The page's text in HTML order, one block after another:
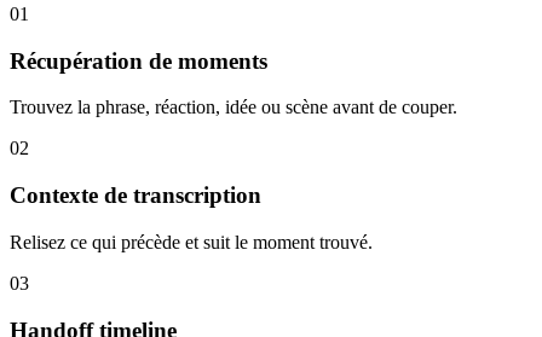
01
Récupération de moments
Trouvez la phrase, réaction, idée ou scène avant de couper.
02
Contexte de transcription
Relisez ce qui précède et suit le moment trouvé.
03
Handoff timeline